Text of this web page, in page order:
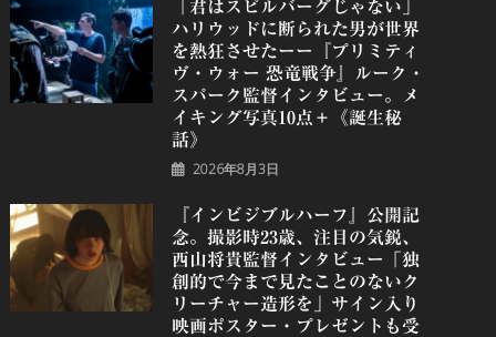
「君はスピルバーグじゃない」
ハリウッドに断られた男が世界
を熱狂させたーー『プリミティ
ヴ・ウォー 恐⻯戦争』ルーク・
スパーク監督インタビュー。メ
イキング写真10点＋《誕⽣秘
話》
2026年8月3日
『インビジブルハーフ』公開記
念。撮影時23歳、注目の気鋭、
⻄⼭将貴監督インタビュー「独
創的で今まで見たことのないク
リーチャー造形を」サイン入り
映画ポスター・プレゼントも受